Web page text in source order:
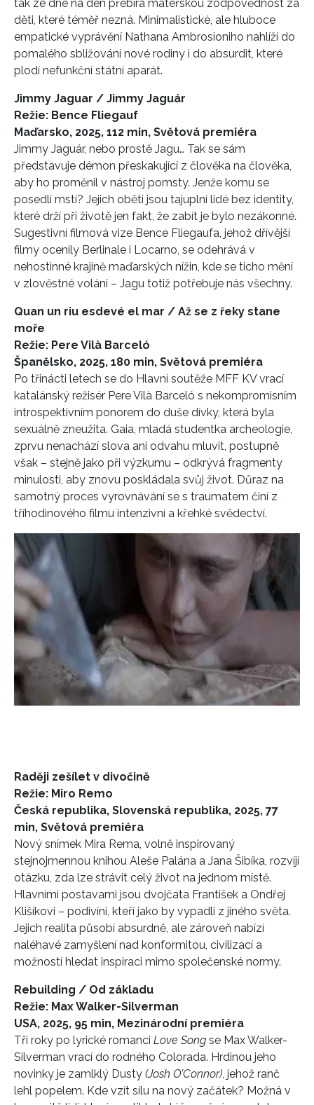
tak ze dne na den přebírá mateřskou zodpovědnost za
děti, které téměř nezná. Minimalistické, ale hluboce
empatické vyprávění Nathana Ambrosioniho nahlíží do
pomalého sbližování nové rodiny i do absurdit, které
plodí nefunkční státní aparát.
Jimmy Jaguar / Jimmy Jaguár
Režie: Bence Fliegauf
Maďarsko, 2025, 112 min, Světová premiéra
Jimmy Jaguár, nebo prostě Jagu… Tak se sám
představuje démon přeskakující z člověka na člověka,
aby ho proměnil v nástroj pomsty. Jenže komu se
posedlí mstí? Jejich oběti jsou tajuplní lidé bez identity,
které drží při životě jen fakt, že zabít je bylo nezákonné.
Sugestivní filmová vize Bence Fliegaufa, jehož dřívější
filmy ocenily Berlinale i Locarno, se odehrává v
nehostinné krajině maďarských nížin, kde se ticho mění
v zlověstné volání – Jagu totiž potřebuje nás všechny.
Quan un riu esdevé el mar / Až se z řeky stane
moře
Režie: Pere Vilà Barceló
Španělsko, 2025, 180 min, Světová premiéra
Po třinácti letech se do Hlavní soutěže MFF KV vrací
katalánský režisér Pere Vilà Barceló s nekompromisním
introspektivním ponorem do duše dívky, která byla
sexuálně zneužita. Gaia, mladá studentka archeologie,
zprvu nenachází slova ani odvahu mluvit, postupně
však – stejně jako při výzkumu – odkrývá fragmenty
minulosti, aby znovu poskládala svůj život. Důraz na
samotný proces vyrovnávání se s traumatem činí z
tříhodinového filmu intenzivní a křehké svědectví.
Raději zešílet v divočině
Režie: Miro Remo
Česká republika, Slovenská republika, 2025, 77
min, Světová premiéra
Nový snímek Mira Rema, volně inspirovaný
stejnojmennou knihou Aleše Palána a Jana Šibíka, rozvíjí
otázku, zda lze strávit celý život na jednom místě.
Hlavními postavami jsou dvojčata František a Ondřej
Klišíkovi – podivíni, kteří jako by vypadli z jiného světa.
Jejich realita působí absurdně, ale zároveň nabízí
naléhavé zamyšlení nad konformitou, civilizací a
možností hledat inspiraci mimo společenské normy.
Rebuilding / Od základu
Režie: Max Walker-Silverman
USA, 2025, 95 min, Mezinárodní premiéra
Tři roky po lyrické romanci Love Song se Max Walker-
Silverman vrací do rodného Colorada. Hrdinou jeho
novinky je zamlklý Dusty (Josh O’Connor), jehož ranč
lehl popelem. Kde vzít sílu na nový začátek? Možná v